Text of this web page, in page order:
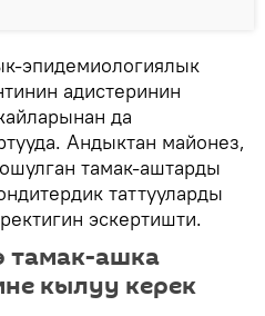
эпидемиологиялык
адистеринин
да
Андыктан майонез,
тамак-аштарды
таттууларды
эскертишти.
тамак-ашка
кылуу керек